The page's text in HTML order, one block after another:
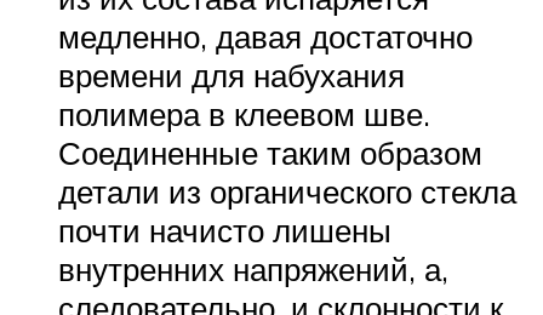
медленно, давая достаточно
времени для набухания
полимера в клеевом шве.
Соединенные таким образом
детали из органического стекла
почти начисто лишены
внутренних напряжений, а,